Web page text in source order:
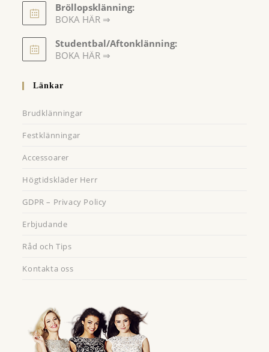
Bröllopsklänning:
BOKA HÄR ⇒
in
a
tab
Studentbal/Aftonklänning:
BOKA HÄR ⇒
Länkar
Brudklänningar
Festklänningar
Accessoarer
Högtidskläder Herr
GDPR – Privacy Policy
Erbjudande
Råd och Tips
Kontakta oss